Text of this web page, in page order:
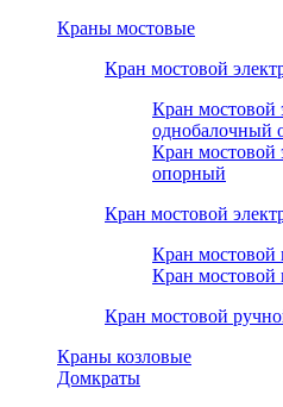
Краны мостовые
Кран мостовой
Кран мостовой
однобалочный
Кран мостовой
опорный
Кран мостовой
Кран мостовой
Кран мостовой
Кран мостовой
Краны козловые
Домкраты